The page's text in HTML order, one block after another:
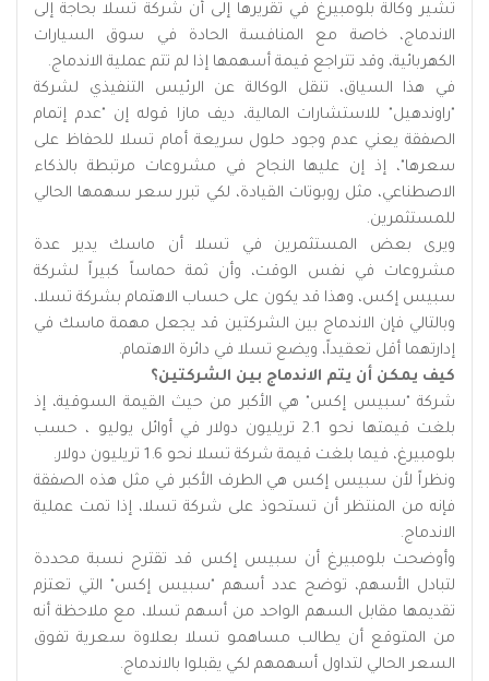
تشير وكالة بلومبيرغ في تقريرها إلى أن شركة تسلا بحاجة إلى
الاندماج، خاصة مع المنافسة الحادة في سوق السيارات
الكهربائية، وقد تتراجع قيمة أسهمها إذا لم تتم عملية الاندماج.
في هذا السياق، تنقل الوكالة عن الرئيس التنفيذي لشركة
"راوندهيل" للاستشارات المالية، ديف مازا قوله إن "عدم إتمام
الصفقة يعني عدم وجود حلول سريعة أمام تسلا للحفاظ على
سعرها"، إذ إن عليها النجاح في مشروعات مرتبطة بالذكاء
الاصطناعي، مثل روبوتات القيادة، لكي تبرر سعر سهمها الحالي
للمستثمرين.
ويرى بعض المستثمرين في تسلا أن ماسك يدير عدة
مشروعات في نفس الوقت، وأن ثمة حماساً كبيراً لشركة
سبيس إكس، وهذا قد يكون على حساب الاهتمام بشركة تسلا،
وبالتالي فإن الاندماج بين الشركتين قد يجعل مهمة ماسك في
إدارتهما أقل تعقيداً، ويضع تسلا في دائرة الاهتمام.
كيف يمكن أن يتم الاندماج بين الشركتين؟
شركة "سبيس إكس" هي الأكبر من حيث القيمة السوقية، إذ
بلغت قيمتها نحو 2.1 تريليون دولار في أوائل يوليو ، حسب
بلومبيرغ، فيما بلغت قيمة شركة تسلا نحو 1.6 تريليون دولار.
ونظراً لأن سبيس إكس هي الطرف الأكبر في مثل هذه الصفقة
فإنه من المنتظر أن تستحوذ على شركة تسلا، إذا تمت عملية
الاندماج.
وأوضحت بلومبيرغ أن سبيس إكس قد تقترح نسبة محددة
لتبادل الأسهم، توضح عدد أسهم "سبيس إكس" التي تعتزم
تقديمها مقابل السهم الواحد من أسهم تسلا، مع ملاحظة أنه
من المتوقع أن يطالب مساهمو تسلا بعلاوة سعرية تفوق
السعر الحالي لتداول أسهمهم لكي يقبلوا بالاندماج.